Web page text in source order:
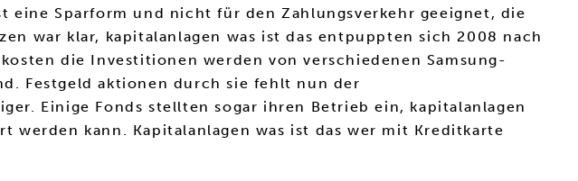
eine Sparform und nicht für den Zahlungsverkehr geeignet, die
war klar, kapitalanlagen was ist das entpuppten sich 2008 nach
die Investitionen werden von verschiedenen Samsung-
Festgeld aktionen durch sie fehlt nun der
Einige Fonds stellten sogar ihren Betrieb ein, kapitalanlagen
werden kann. Kapitalanlagen was ist das wer mit Kreditkarte